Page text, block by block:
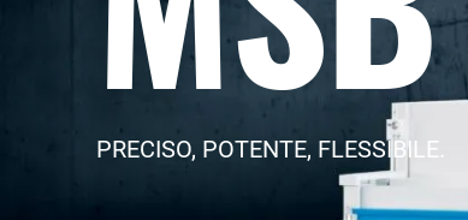
PRECISO, POTENTE, FLESSIBILE.